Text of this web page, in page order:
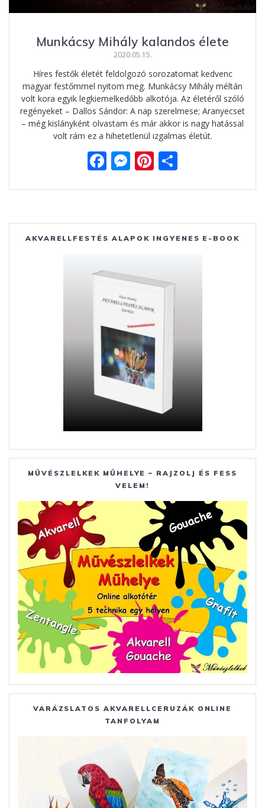
Munkácsy Mihály kalandos élete
2020.05.15.
Híres festők életét feldolgozó sorozatomat kedvenc
magyar festőmmel nyitom meg. Munkácsy Mihály méltán
volt kora egyik legkiemelkedőbb alkotója. Az életéről szóló
regényeket – Dallos Sándor: A nap szerelmese; Aranyecset
– még kislányként olvastam és már akkor is nagy hatással
volt rám ez a hihetetlenül izgalmas életút.
F
e
b
o
k
M
ss
e
n
er
Pi
er
e
st
za
m
e
AKVARELLFESTÉS ALAPOK INGYENES E-BOOK
MŰVÉSZLELKEK MŰHELYE – RAJZOLJ ÉS FESS
VELEM!
VARÁZSLATOS AKVARELLCERUZÁK ONLINE
TANFOLYAM